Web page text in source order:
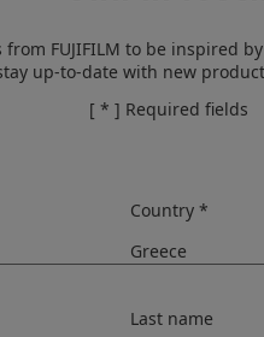
FUJIFILM to be inspired
up-to-date with new
[ * ] Required fields
Country *
Last name